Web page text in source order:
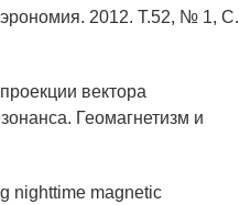
2012. Т.52, № 1, С.
вектора
Геомагнетизм и
nighttime magnetic